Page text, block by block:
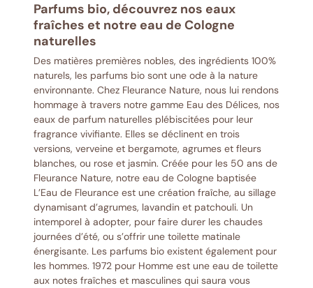
Parfums bio, découvrez nos eaux
fraîches et notre eau de Cologne
naturelles
Des matières premières nobles, des ingrédients 100%
naturels, les parfums bio sont une ode à la nature
environnante. Chez Fleurance Nature, nous lui rendons
hommage à travers notre gamme Eau des Délices, nos
eaux de parfum naturelles plébiscitées pour leur
fragrance vivifiante. Elles se déclinent en trois
versions, verveine et bergamote, agrumes et fleurs
blanches, ou rose et jasmin. Créée pour les 50 ans de
Fleurance Nature, notre eau de Cologne baptisée
L’Eau de Fleurance est une création fraîche, au sillage
dynamisant d’agrumes, lavandin et patchouli. Un
intemporel à adopter, pour faire durer les chaudes
journées d’été, ou s’offrir une toilette matinale
énergisante. Les parfums bio existent également pour
les hommes. 1972 pour Homme est une eau de toilette
aux notes fraîches et masculines qui saura vous